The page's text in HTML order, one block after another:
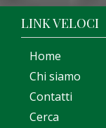
LINK VELOCI
Home
Chi siamo
Contatti
Cerca